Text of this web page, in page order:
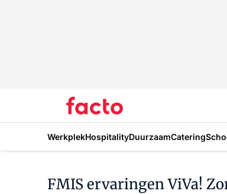
WerkplekHospitalityDuurzaamCatering
FMIS ervaringen ViVa!